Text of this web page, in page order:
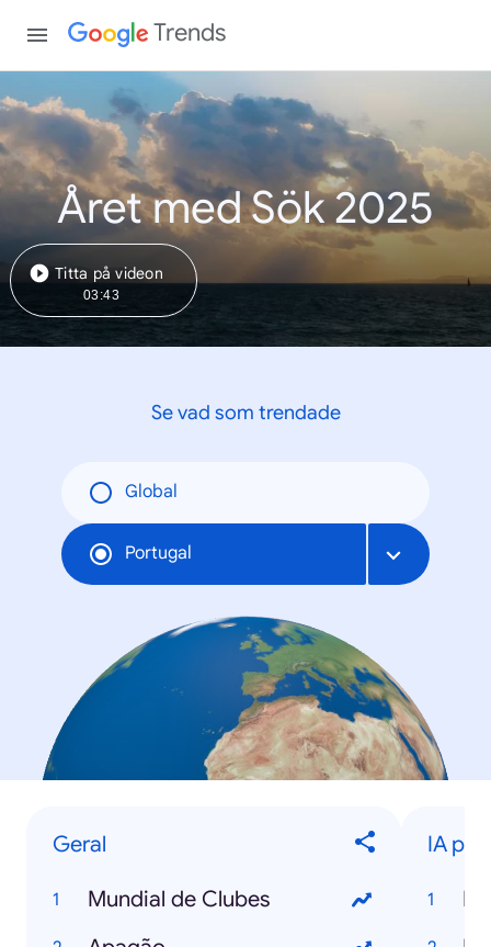
Trends
Året med Sök 2025
Titta på videon
03:43
Se vad som trendade
Global
Portugal
Geral
Mundial de Clubes
IA
IA